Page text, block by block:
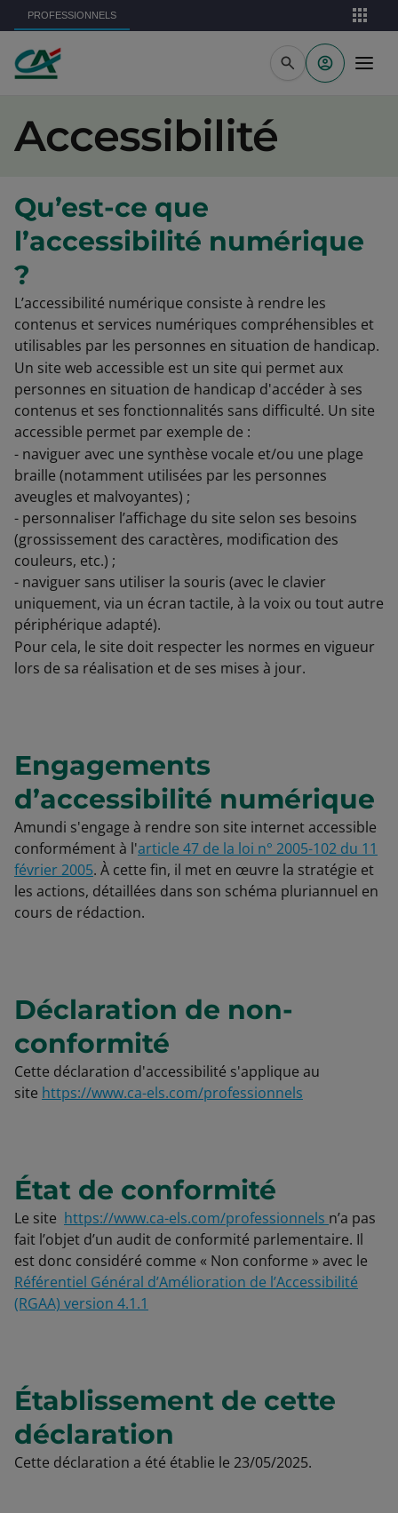
PROFESSIONNELS
Accessibilité
Qu’est-ce que
l’accessibilité numérique
?
L’accessibilité numérique consiste à rendre les
contenus et services numériques compréhensibles et
utilisables par les personnes en situation de handicap.
Un site web accessible est un site qui permet aux
personnes en situation de handicap d'accéder à ses
contenus et ses fonctionnalités sans difficulté. Un site
accessible permet par exemple de :
- naviguer avec une synthèse vocale et/ou une plage
braille (notamment utilisées par les personnes
aveugles et malvoyantes) ;
- personnaliser l’affichage du site selon ses besoins
(grossissement des caractères, modification des
couleurs, etc.) ;
- naviguer sans utiliser la souris (avec le clavier
uniquement, via un écran tactile, à la voix ou tout autre
périphérique adapté).
Pour cela, le site doit respecter les normes en vigueur
lors de sa réalisation et de ses mises à jour.
Engagements
d’accessibilité numérique
Amundi s'engage à rendre son site internet accessible
conformément à l'article 47 de la loi n° 2005-102 du 11
février 2005. À cette fin, il met en œuvre la stratégie et
les actions, détaillées dans son schéma pluriannuel en
cours de rédaction.
Déclaration de non-
conformité
Cette déclaration d'accessibilité s'applique au
site https://www.ca-els.com/professionnels
État de conformité
Le site https://www.ca-els.com/professionnels n’a pas
fait l’objet d’un audit de conformité parlementaire. Il
est donc considéré comme « Non conforme » avec le
Référentiel Général d’Amélioration de l’Accessibilité
(RGAA) version 4.1.1
Établissement de cette
déclaration
Cette déclaration a été établie le 23/05/2025.